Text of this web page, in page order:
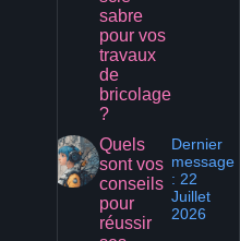
sabre
pour vos
travaux
de
bricolage
?
Quels
sont vos
conseils
pour
réussir
Dernier
message
: 22
Juillet
2026